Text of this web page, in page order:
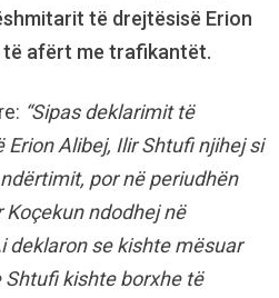
të drejtësisë Erion
të afërt me trafikantët.
“Sipas deklarimit të
Alibej, Ilir Shtufi njihej si
por në periudhën
ndodhej në
deklaron se kishte mësuar
kishte borxhe të